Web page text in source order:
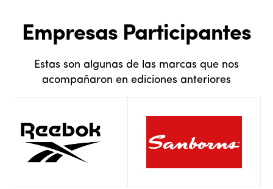
Empresas Participantes
Estas son algunas de las marcas que nos
acompañaron en ediciones anteriores